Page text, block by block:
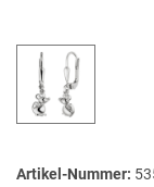
Artikel-Nummer: